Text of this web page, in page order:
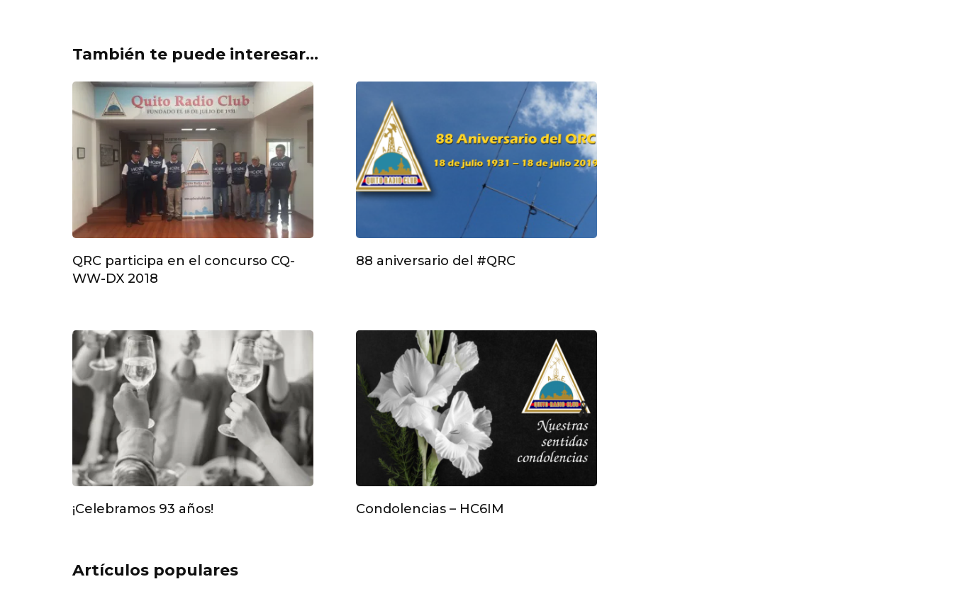
También te puede interesar...
QRC participa en el concurso CQ-
WW-DX 2018
88 aniversario del #QRC
¡Celebramos 93 años! Condolencias – HC6IM
Artículos populares